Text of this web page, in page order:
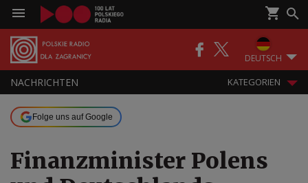
DEUTSCH
NACHRICHTEN KATEGORIEN
Folge uns auf Google
Finanzminister Polens